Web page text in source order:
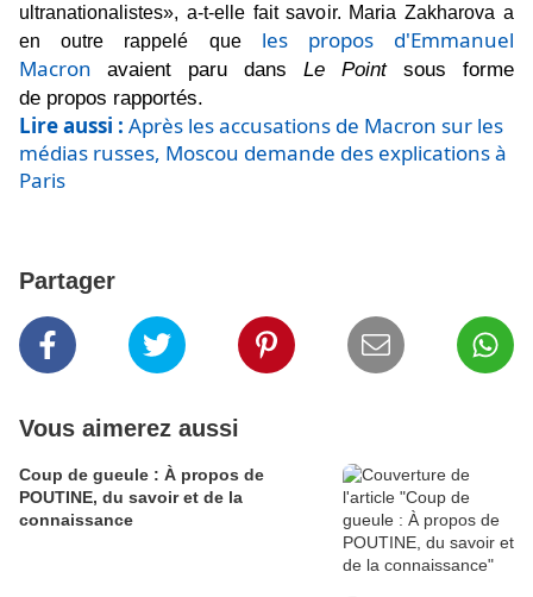
ultranationalistes», a-t-elle fait savoir. Maria Zakharova a
en outre rappelé que les propos d'Emmanuel
Macron
avaient paru dans Le Pointsous forme
de propos rapportés.
Lire aussi : Après les accusations de Macron sur les
médias russes, Moscou demande des explications à
Paris
Partager
Vous aimerez aussi
Coup de gueule : À propos de
POUTINE, du savoir et de la
connaissance